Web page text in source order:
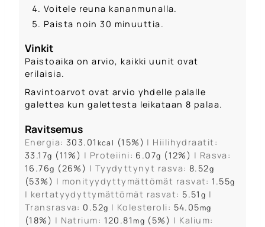
Voitele reuna kananmunalla.
Paista noin 30 minuuttia.
Vinkit
Paistoaika on arvio, kaikki uunit ovat
erilaisia.
Ravintoarvot ovat arvio yhdelle palalle
galettea kun galettesta leikataan 8 palaa.
Ravitsemus
Energia: 303.01 kcal (15%) | Hiilihydraatit:
33.17g (11%) | Proteiini: 6.07g (12%) | Rasva:
16.76g (26%) | Tyydyttynyt rasva: 8.52g
(53%) | monityydyttymättömät rasvat:1.55g
| kertatyydyttymättömät rasvat: 5.51 g |
Transrasva: 0.52g | Kolesteroli: 54.05mg
(18%) | Natrium: 120.81mg (5%) | Kalium: